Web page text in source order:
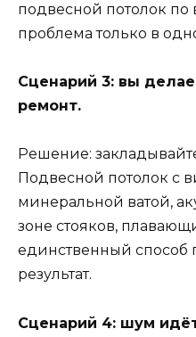
подвесной потолок по
проблема только в
Сценарий 3: вы
ремонт.
Решение:
Подвесной потолок с
минеральной ватой,
зоне стояков,
единственный способ
результат.
Сценарий 4: шум